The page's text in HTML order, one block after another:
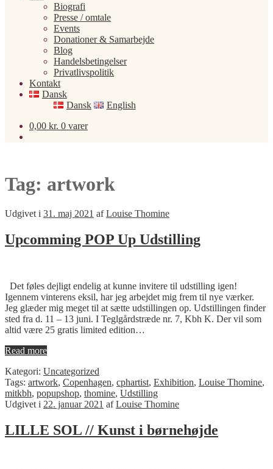
Biografi
Presse / omtale
Events
Donationer & Samarbejde
Blog
Handelsbetingelser
Privatlivspolitik
Kontakt
Dansk
Dansk
English
0,00 kr. 0 varer
Tag: artwork
Udgivet i 31. maj 2021 afLouise Thomine
Upcomming POP Up Udstilling
Det føles dejligt endelig at kunne invitere til udstilling igen!
Igennem vinterens eksil, har jeg arbejdet mig frem til nye værker.
Jeg glæder mig meget til at sætte udstillingen op. Udstillingen finder
sted fra d. 11 – 13 juni. I Teglgårdstræde nr. 7, Kbh K. Der vil som
altid være 25 gratis limited edition…
Read more
Kategori: Uncategorized
Tags: artwork, Copenhagen, cphartist, Exhibition, Louise Thomine,
mitkbh, popupshop, thomine, Udstilling
Udgivet i 22. januar 2021 afLouise Thomine
LILLE SOL // Kunst i børnehøjde